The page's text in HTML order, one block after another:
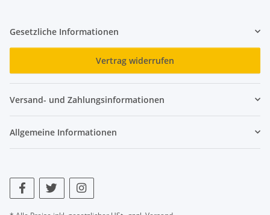
Gesetzliche Informationen
Vertrag widerrufen
Versand- und Zahlungsinformationen
Allgemeine Informationen